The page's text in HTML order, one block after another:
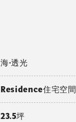
海·透光
Residence住宅空間
23.5坪